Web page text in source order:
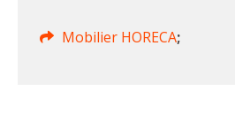
Mobilier HORECA;